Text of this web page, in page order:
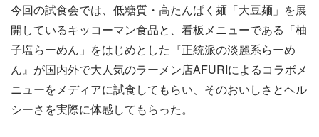
今回の試食会では、低糖質・高たんぱく麺「大豆麺」を展
開しているキッコーマン食品と、看板メニューである「柚
子塩らーめん」をはじめとした『正統派の淡麗系らーめ
ん』が国内外で大人気のラーメン店AFURIによるコラボメ
ニューをメディアに試食してもらい、そのおいしさとヘル
シーさを実際に体感してもらった。